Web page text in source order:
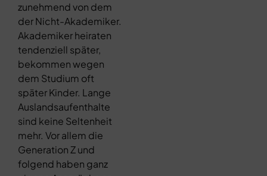
zunehmend von dem
der Nicht-Akademiker.
Akademiker heiraten
tendenziell später,
bekommen wegen
dem Studium oft
später Kinder. Lange
Auslandsaufenthalte
sind keine Seltenheit
mehr. Vor allem die
Generation Z und
folgend haben ganz